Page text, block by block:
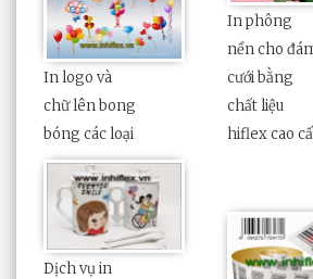
In logo và
chữ lên bong
bóng các loại
In phông
nền cho
cưới bằng
chất liệu
hiflex cao
Dịch vụ in